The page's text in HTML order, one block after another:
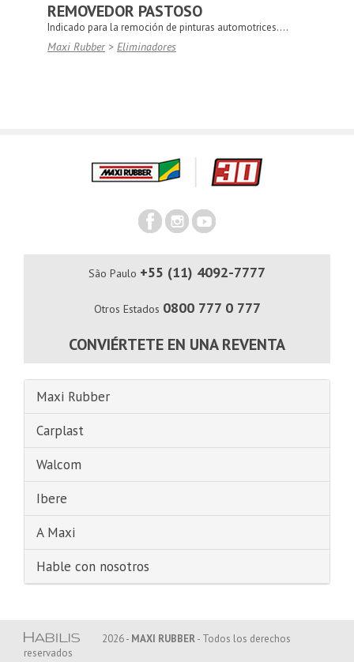
REMOVEDOR PASTOSO
Indicado para la remoción de pinturas automotrices....
Maxi Rubber > Eliminadores
São Paulo +55 (11) 4092-7777
Otros Estados 0800 777 0 777
CONVIÉRTETE EN UNA REVENTA
Maxi Rubber
Carplast
Walcom
Ibere
A Maxi
Hable con nosotros
2026 - MAXI RUBBER- Todos los derechos
reservados